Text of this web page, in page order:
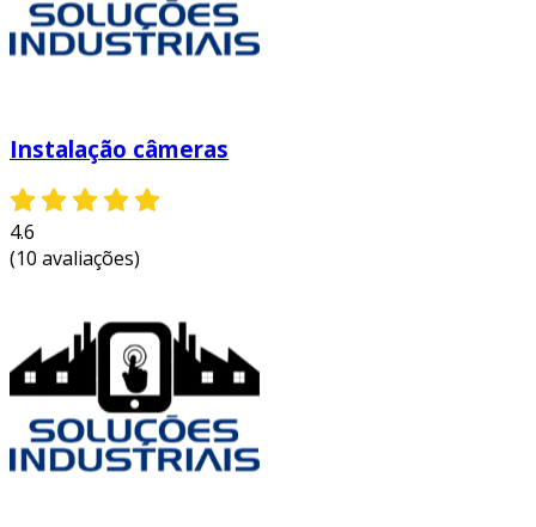
Instalação câmeras
4.6
(10 avaliações)